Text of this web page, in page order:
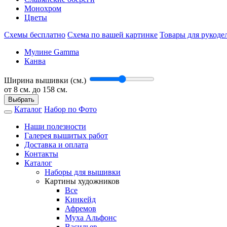
Монохром
Цветы
Схемы бесплатно Схема по вашей картинке Товары для
Мулине Gamma
Канва
Ширина вышивки (см.)
от 8 см. до 158 см.
Выбрать
Каталог Набор по Фото
Наши полезности
Галерея вышитых работ
Доставка и оплата
Контакты
Каталог
Наборы для вышивки
Картины художников
Все
Кинкейд
Афремов
Муха Альфонс